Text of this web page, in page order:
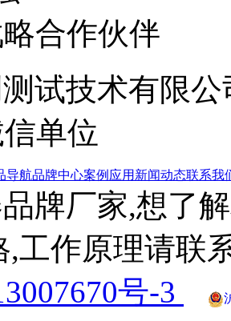
合作伙伴
测试技术有限公
单位
导航品牌中心案例应用 新闻动态联系我
牌厂家,想了
,工作原理请联
号-3